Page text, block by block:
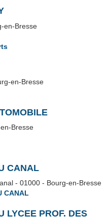
en-Bresse
en-Bresse
Bresse
CANAL
- 01000 - Bourg-en-Bresse
CANAL
LYCEE PROF. DES